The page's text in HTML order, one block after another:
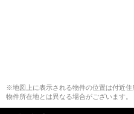
※地図上に表示される物件の位置は付近
物件所在地とは異なる場合がございます。